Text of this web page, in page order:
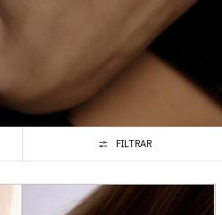
FILTRAR